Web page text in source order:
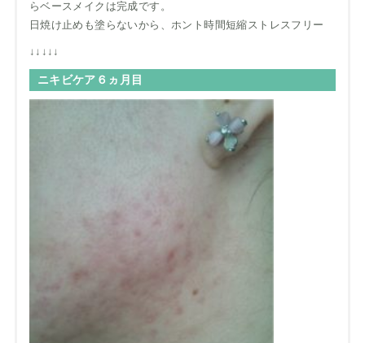
らベースメイクは完成です。
日焼け止めも塗らないから、ホント時間短縮ストレスフリー
↓↓↓↓↓
ニキビケア６ヵ月目